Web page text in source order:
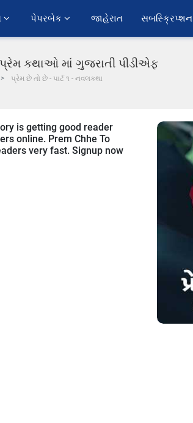
પેપરબેક જાહેરાત સબસ્ક્રિપ્શન
પ્રેમ કથાઓ માં ગુજરાતી પીડીએફ
પ્રેમ છે તો છે - પાર્ટ ૧ - નવલકથા
is getting good reader
online. Prem Chhe To
very fast. Signup now